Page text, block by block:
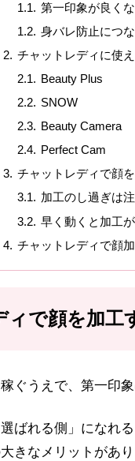
第一印象が良く
身バレ防止につ
チャットレディに使
Beauty Plus
SNOW
Beauty Camera
Perfect Cam
チャットレディで顔
加工のし過ぎは
早く動くと加工
チャットレディで顔
ィで顔を加工
ぐうえで、第一印
ばれる側」になれ
きなメリットがあり